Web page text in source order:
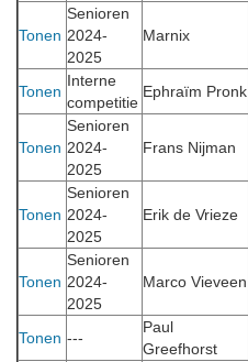
Tonen
Senioren
2024-
2025
Marnix
Tonen
Interne
competitie
Ephraïm Pronk
Tonen
Senioren
2024-
2025
Frans Nijman
Tonen
Senioren
2024-
2025
Erik de Vrieze
Tonen
Senioren
2024-
2025
Marco Vieveen
Tonen ---
Paul
Greefhorst